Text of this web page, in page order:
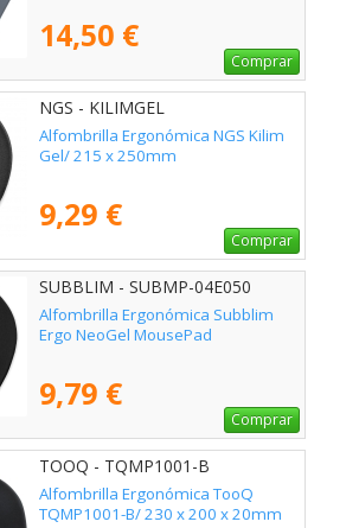
14,50 €
Comprar
NGS - KILIMGEL
Alfombrilla Ergonómica NGS Kilim
Gel/ 215 x 250mm
9,29 €
Comprar
SUBBLIM - SUBMP-04E050
Alfombrilla Ergonómica Subblim
Ergo NeoGel MousePad
9,79 €
Comprar
TOOQ - TQMP1001-B
Alfombrilla Ergonómica TooQ
TQMP1001-B/ 230 x 200 x 20mm